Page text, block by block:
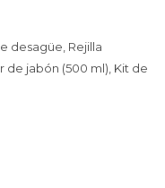
desagüe, Rejilla
de jabón (500 ml), Kit de